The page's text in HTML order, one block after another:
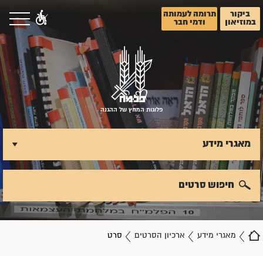
ביקור
במוזיאון
תרומה לעמותה
ודמי חבר
פלוגות המחץ של ההגנה
מאגרי מידע ארכיון הסרטים סרט
מאגרי מידע
חיפוש סרטים